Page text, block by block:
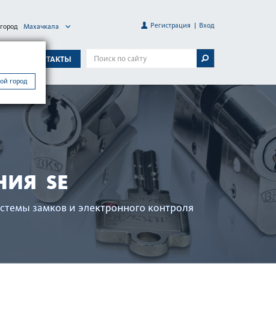
КОНТАКТЫ
город
Махачкала Регистрация Вход
SE
замков и электронного контроля